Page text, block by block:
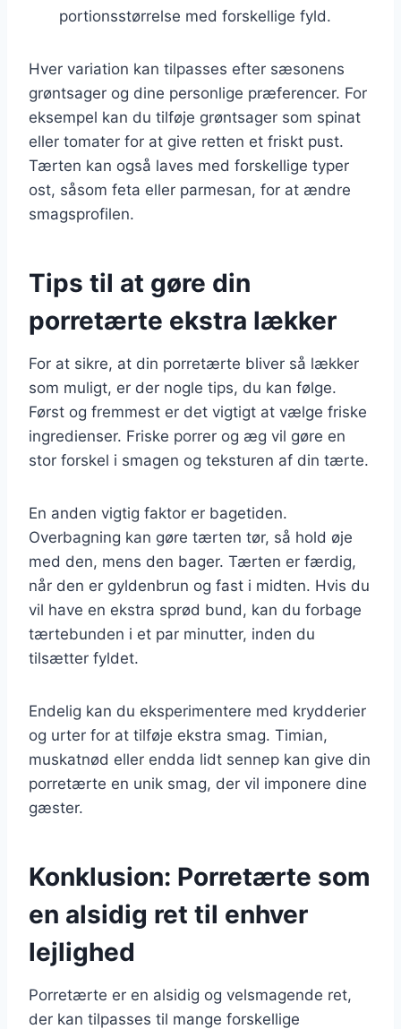
portionsstørrelse med forskellige fyld.
Hver variation kan tilpasses efter sæsonens
grøntsager og dine personlige præferencer. For
eksempel kan du tilføje grøntsager som spinat
eller tomater for at give retten et friskt pust.
Tærten kan også laves med forskellige typer
ost, såsom feta eller parmesan, for at ændre
smagsprofilen.
Tips til at gøre din
porretærte ekstra lækker
For at sikre, at din porretærte bliver så lækker
som muligt, er der nogle tips, du kan følge.
Først og fremmest er det vigtigt at vælge friske
ingredienser. Friske porrer og æg vil gøre en
stor forskel i smagen og teksturen af din tærte.
En anden vigtig faktor er bagetiden.
Overbagning kan gøre tærten tør, så hold øje
med den, mens den bager. Tærten er færdig,
når den er gyldenbrun og fast i midten. Hvis du
vil have en ekstra sprød bund, kan du forbage
tærtebunden i et par minutter, inden du
tilsætter fyldet.
Endelig kan du eksperimentere med krydderier
og urter for at tilføje ekstra smag. Timian,
muskatnød eller endda lidt sennep kan give din
porretærte en unik smag, der vil imponere dine
gæster.
Konklusion: Porretærte som
en alsidig ret til enhver
lejlighed
Porretærte er en alsidig og velsmagende ret,
der kan tilpasses til mange forskellige